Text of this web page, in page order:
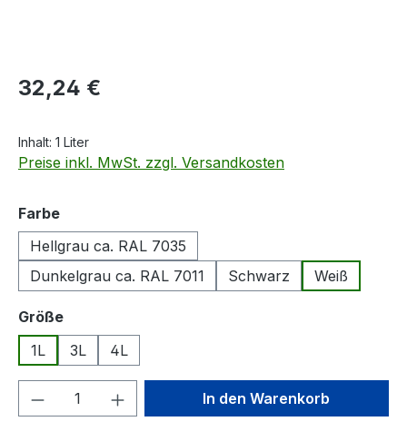
Regulärer Preis:
32,24 €
Inhalt: 1 Liter
Preise inkl. MwSt. zzgl. Versandkosten
Farbeauswählen
Hellgrau ca. RAL 7035
Dunkelgrau ca. RAL 7011
Schwarz Weiß
Größeauswählen
1L
3L 4L
Produkt Anzahl: Gib denIn den Warenkorb